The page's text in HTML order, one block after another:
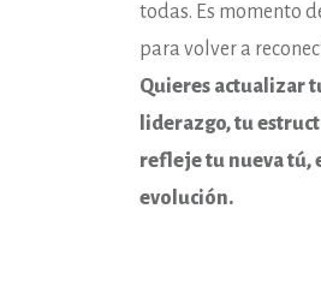
todas. Es momento
para volver a
Quieres actualizar
liderazgo, tu
refleje tu nueva tú,
evolución.